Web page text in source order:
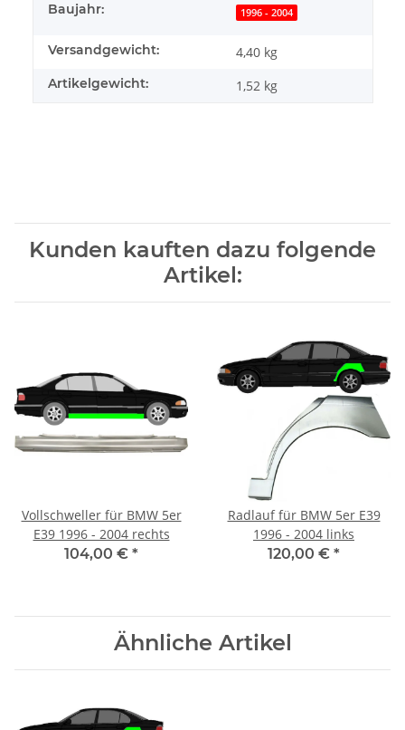
Baujahr: 1996 - 2004
Versandgewicht: 4,40 kg
Artikelgewicht: 1,52 kg
Kunden kauften dazu folgende
Artikel:
Vollschweller für BMW 5er
E39 1996 - 2004 rechts
104,00 € *
Radlauf für BMW 5er E39
1996 - 2004 links
120,00 € *
Ähnliche Artikel